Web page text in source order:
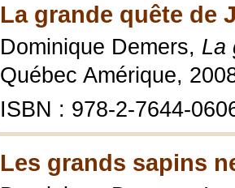
La grande quête de
Dominique Demers, La
Québec Amérique,
ISBN : 978-2-7644-
Les grands sapins